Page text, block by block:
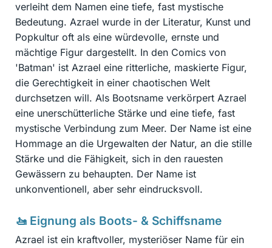
verleiht dem Namen eine tiefe, fast mystische
Bedeutung. Azrael wurde in der Literatur, Kunst und
Popkultur oft als eine würdevolle, ernste und
mächtige Figur dargestellt. In den Comics von
'Batman' ist Azrael eine ritterliche, maskierte Figur,
die Gerechtigkeit in einer chaotischen Welt
durchsetzen will. Als Bootsname verkörpert Azrael
eine unerschütterliche Stärke und eine tiefe, fast
mystische Verbindung zum Meer. Der Name ist eine
Hommage an die Urgewalten der Natur, an die stille
Stärke und die Fähigkeit, sich in den rauesten
Gewässern zu behaupten. Der Name ist
unkonventionell, aber sehr eindrucksvoll.
🚤 Eignung als Boots- & Schiffsname
Azrael ist ein kraftvoller, mysteriöser Name für ein